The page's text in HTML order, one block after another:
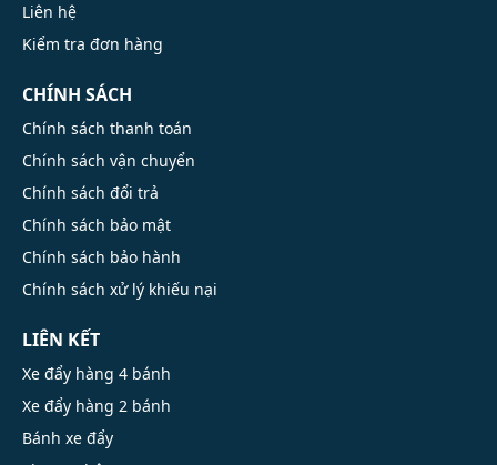
Liên hệ
Kiểm tra đơn hàng
CHÍNH SÁCH
Chính sách thanh toán
Chính sách vận chuyển
Chính sách đổi trả
Chính sách bảo mật
Chính sách bảo hành
Chính sách xử lý khiếu nại
LIÊN KẾT
Xe đẩy hàng 4 bánh
Xe đẩy hàng 2 bánh
Bánh xe đẩy